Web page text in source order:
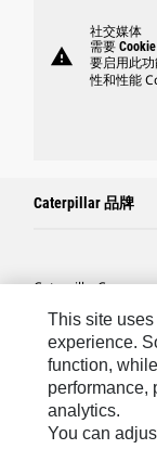
warning
社交媒体
需要 Cookie
要启用此
性和性能
Caterpillar 品牌
Caterpillar.com
联系 Caterpillar
站点地图
Cookie Settings
法律
This site
experience.
function,
performance,
analytics.
You can